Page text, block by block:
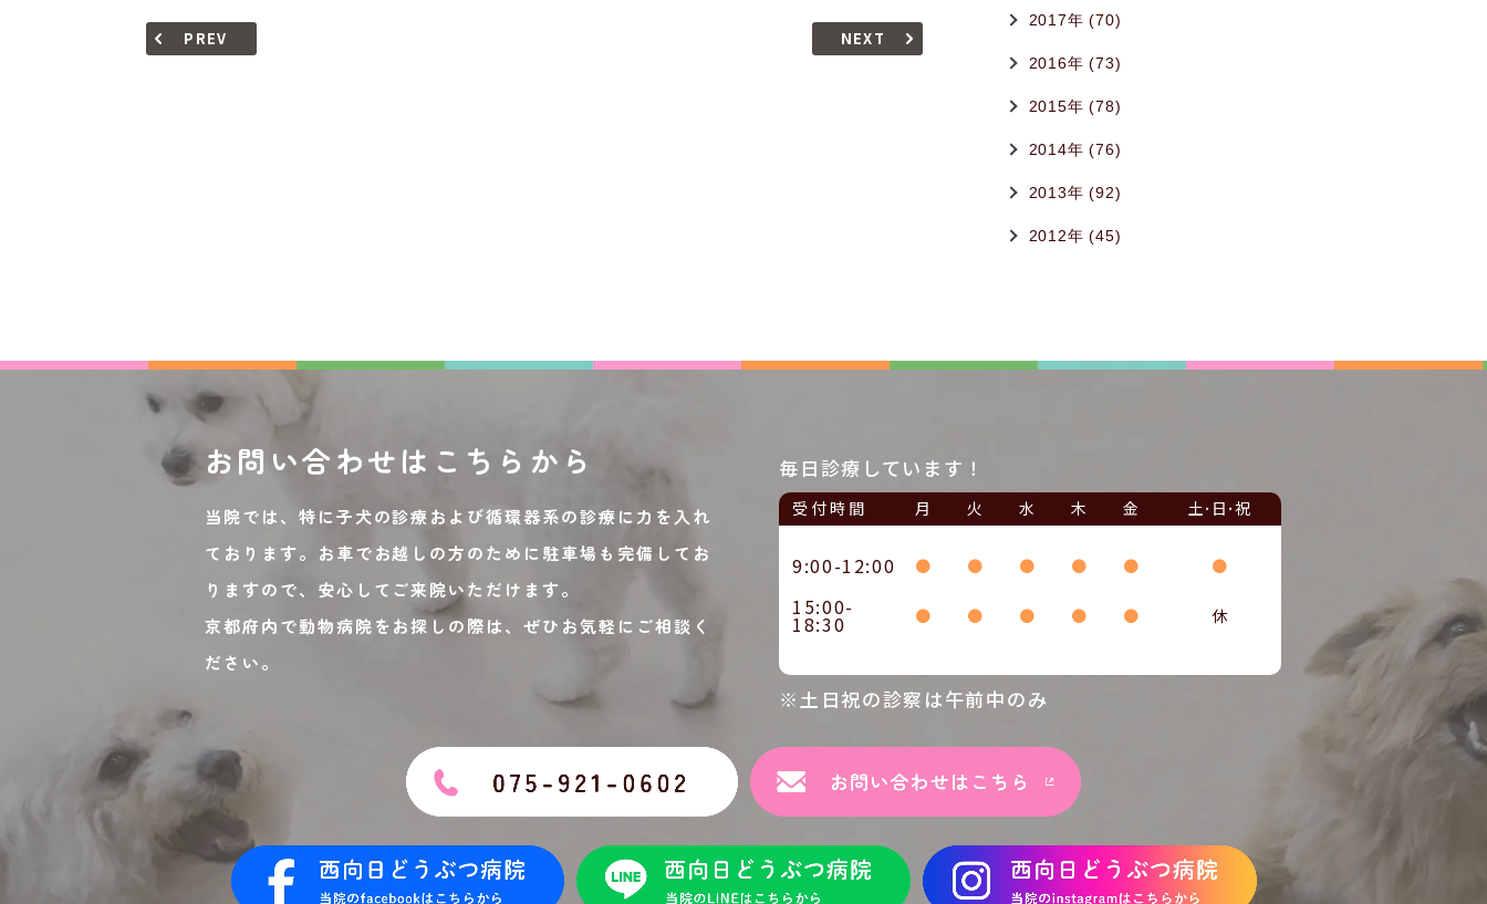
PREV NEXT
2017年 (70)
2016年 (73)
2015年 (78)
2014年 (76)
2013年 (92)
2012年 (45)
お問い合わせは こちらから
当院では、特に子犬の診療および循環器系の診療に力を入れ
ております。お車でお越しの方のために駐車場も完備してお
りますので、安心してご来院いただけます。
京都府内で動物病院をお探しの際は、ぜひお気軽にご相談く
ださい。
毎日診療しています！
受付時間 月 火 水 木 金 土･日･祝
9:00-12:00 ● ● ● ● ● ●
15:00-
18:30 ● ● ● ● ● 休
※土日祝の診察は午前中のみ